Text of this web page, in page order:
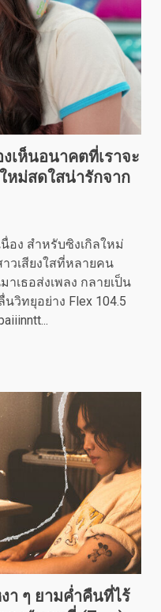
เห็นอนาคตที่เราจะ
หม่สดใสน่ารักจาก
อง สำหรับซิงเกิลใหม่
าวเสียงใสที่หลายคน
เธอส่งเพลง กลายเป็น
วิทยุอย่าง Flex 104.5
า ๆ ยามค่ำคืนที่ไร้